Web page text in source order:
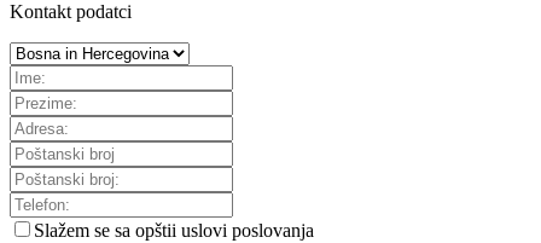
Kontakt podatci
Slažem se sa opštii uslovi poslovanja